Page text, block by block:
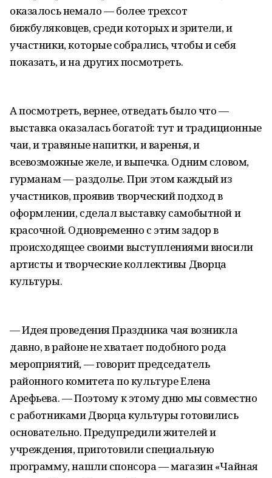
оказалось немало — более трехсот
бижбуляковцев, среди которых и зрители, и
участники, которые собрались, чтобы и себя
показать, и на других посмотреть.
А посмотреть, вернее, отведать было что —
выставка оказалась богатой: тут и традиционные
чаи, и травяные напитки, и варенья, и
всевозможные желе, и выпечка. Одним словом,
гурманам — раздолье. При этом каждый из
участников, проявив творческий подход в
оформлении, сделал выставку самобытной и
красочной. Одновременно с этим задор в
происходящее своими выступлениями вносили
артисты и творческие коллективы Дворца
культуры.
— Идея проведения Праздника чая возникла
давно, в районе не хватает подобного рода
мероприятий, — говорит председатель
районного комитета по культуре Елена
Арефьева. — Поэтому к этому дню мы совместно
с работниками Дворца культуры готовились
основательно. Предупредили жителей и
учреждения, приготовили специальную
программу, нашли спонсора — магазин «Чайная